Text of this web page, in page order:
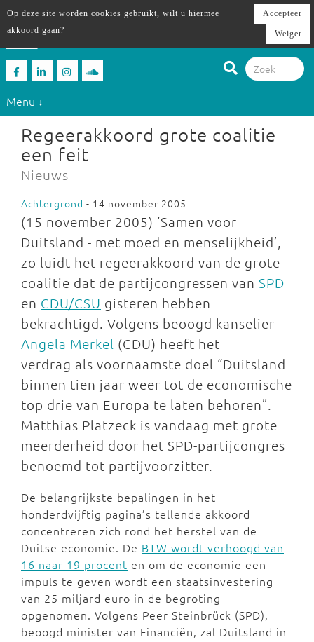
Menu ↓
Regeerakkoord grote coalitie
een feit
Nieuws
Achtergrond - 14 november 2005
(15 november 2005) ‘Samen voor
Duitsland - met moed en menselijkheid’,
zo luidt het regeerakkoord van de grote
coalitie dat de partijcongressen van SPD
en CDU/CSU gisteren hebben
bekrachtigd. Volgens beoogd kanselier
Angela Merkel (CDU) heeft het
verdrag als voornaamste doel “Duitsland
binnen tien jaar weer tot de economische
top drie van Europa te laten behoren”.
Matthias Platzeck is vandaag met grote
meerderheid door het SPD-partijcongres
benoemd tot partijvoorzitter.
De belangrijkste bepalingen in het
honderdvijftig pagina’s tellende akkoord
concentreren zich rond het herstel van de
Duitse economie. De BTW wordt verhoogd van
16 naar 19 procent en om de economie een
impuls te geven wordt een staatsinvestering
van 25 miljard euro in de begroting
opgenomen. Volgens Peer Steinbrück (SPD),
beoogd minister van Financiën, zal Duitsland in
Op deze site worden cookies gebruikt, wilt u hiermee
akkoord gaan?
Accepteer
Weiger